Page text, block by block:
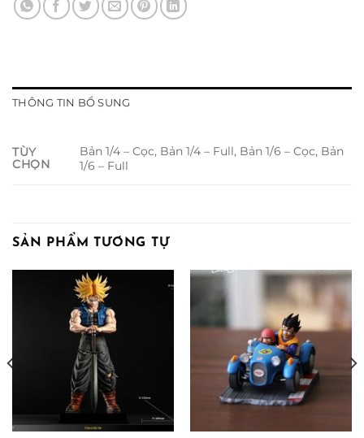
THÔNG TIN BỔ SUNG
TÙY
CHỌN
Bản 1/4 – Cọc, Bản 1/4 – Full, Bản 1/6 – Cọc, Bản
1/6 – Full
SẢN PHẨM TƯƠNG TỰ